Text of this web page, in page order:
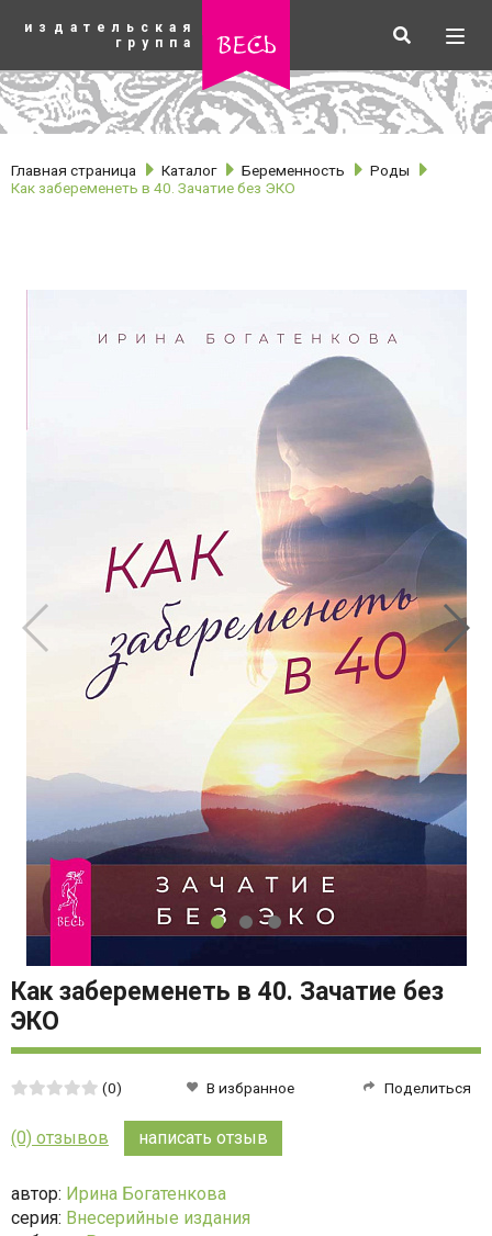
основному
издательская
группа
весь Искать
рубрики
Главная страница Каталог Беременность
Роды
Как забеременеть в 40. Зачатие без ЭКО
Как забеременеть в 40. Зачатие без
ЭКО
Средняя
из
(0) В избранное Поделиться
(0) отзывов написать отзыв
автор: Ирина Богатенкова
серия: Внесерийные издания